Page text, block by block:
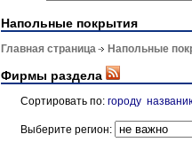
Напольные покрытия
Главная страница Напольные
Фирмы раздела
Сортировать по: городу
Выберите регион: